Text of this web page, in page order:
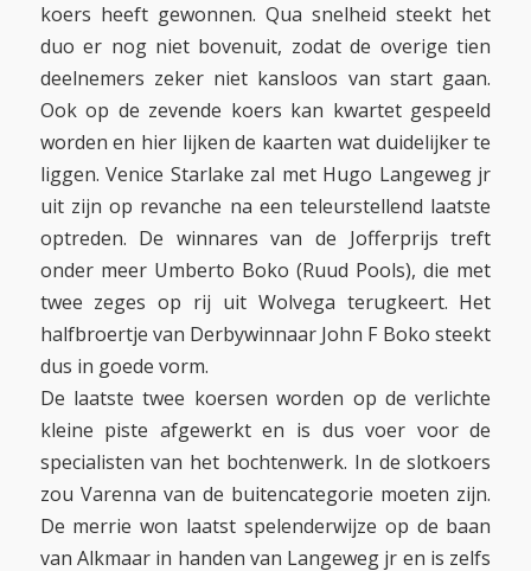
koers heeft gewonnen. Qua snelheid steekt het
duo er nog niet bovenuit, zodat de overige tien
deelnemers zeker niet kansloos van start gaan.
Ook op de zevende koers kan kwartet gespeeld
worden en hier lijken de kaarten wat duidelijker te
liggen. Venice Starlake zal met Hugo Langeweg jr
uit zijn op revanche na een teleurstellend laatste
optreden. De winnares van de Jofferprijs treft
onder meer Umberto Boko (Ruud Pools), die met
twee zeges op rij uit Wolvega terugkeert. Het
halfbroertje van Derbywinnaar John F Boko steekt
dus in goede vorm.
De laatste twee koersen worden op de verlichte
kleine piste afgewerkt en is dus voer voor de
specialisten van het bochtenwerk. In de slotkoers
zou Varenna van de buitencategorie moeten zijn.
De merrie won laatst spelenderwijze op de baan
van Alkmaar in handen van Langeweg jr en is zelfs